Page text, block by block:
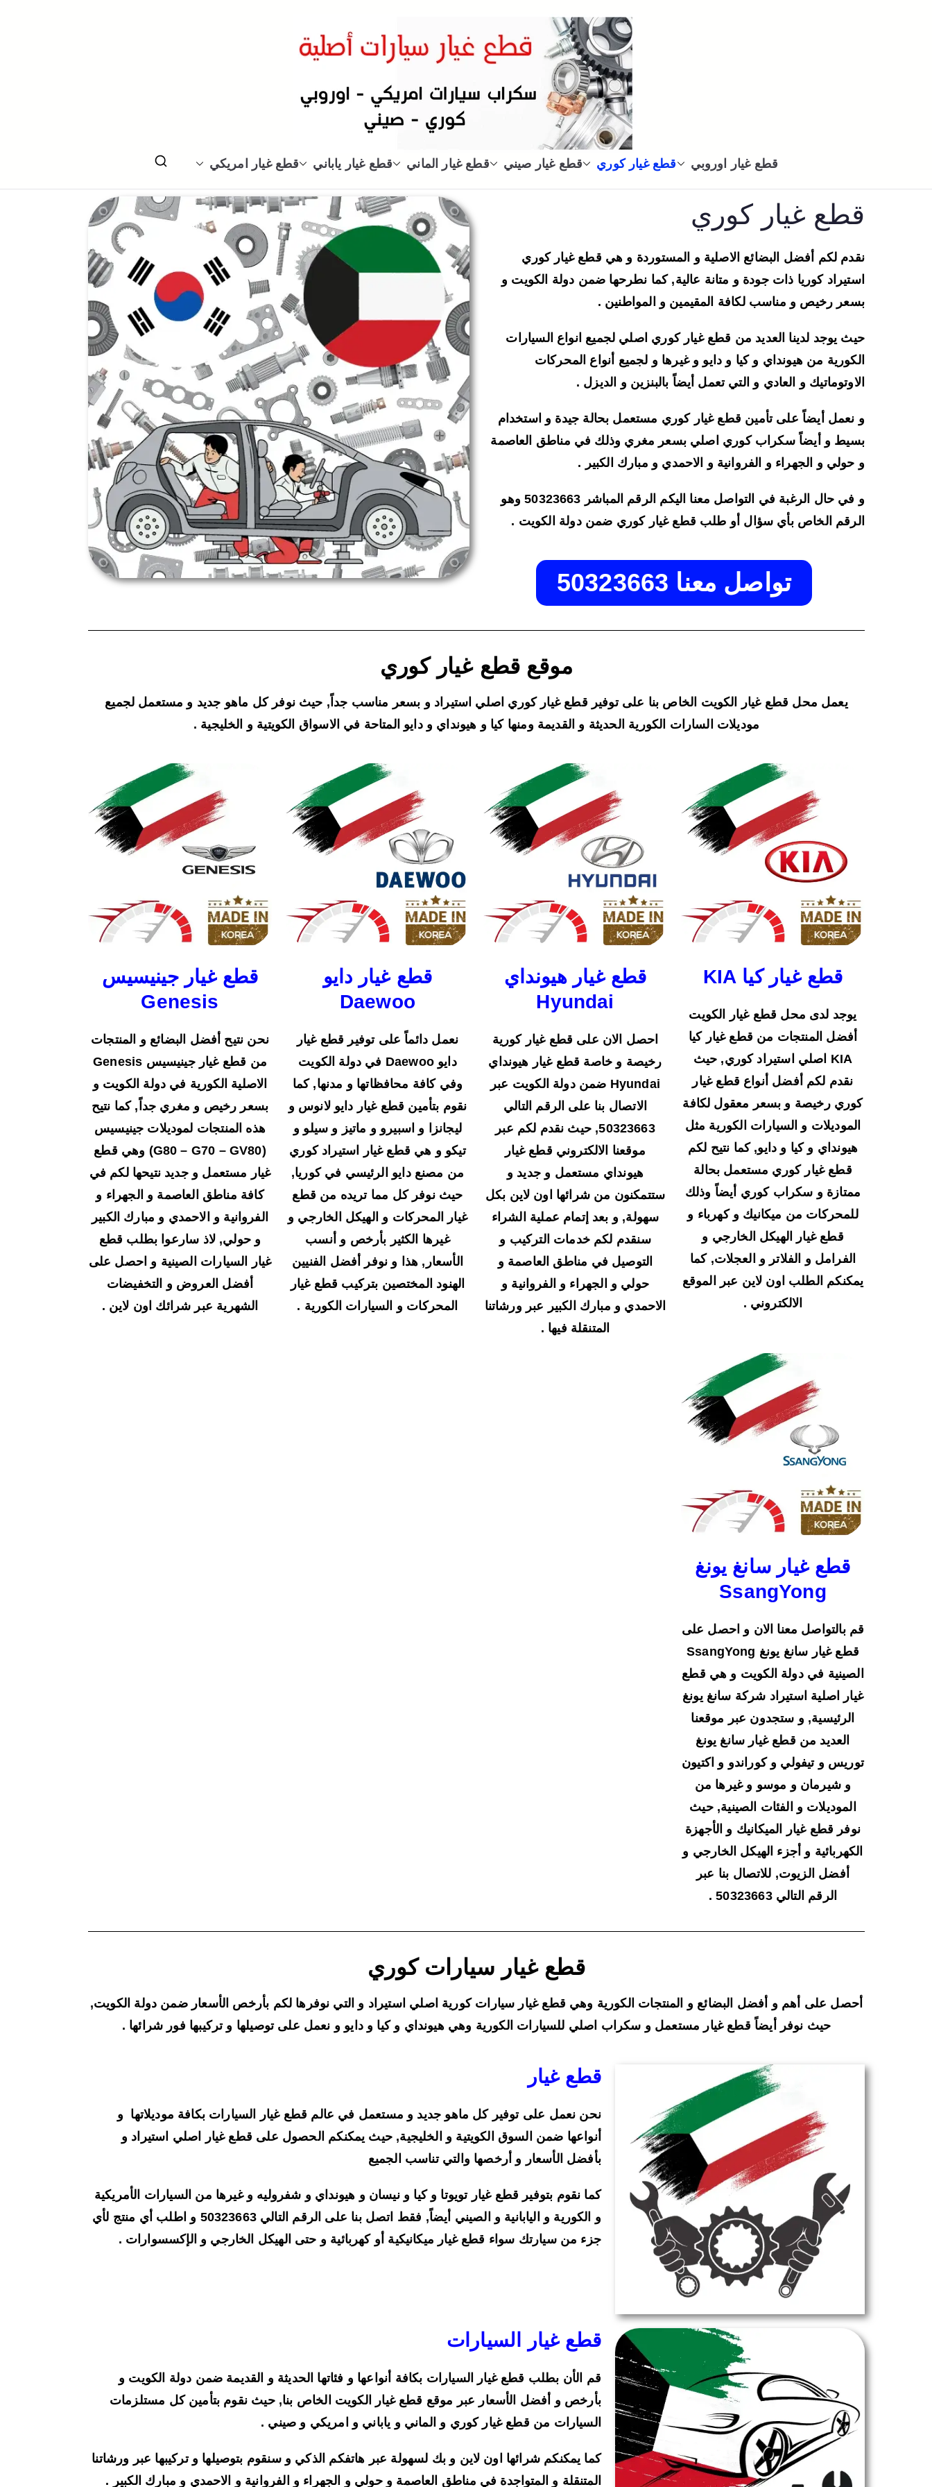
سكراب
سكراب قطع غيار سيارات الكويت قطع غيار اوروبي قطع غيار كوري قطع غيار صيني قطع غيار الماني قطع غيار ياباني قطع غيار امريكي
قطع غيار كوري
نقدم لكم أفضل البضائع الاصلية و المستوردة و هي قطع غيار كوري
استيراد كوريا ذات جودة و متانة عالية, كما نطرحها ضمن دولة الكويت و
بسعر رخيص و مناسب لكافة المقيمين و المواطنين .
حيث يوجد لدينا العديد من قطع غيار كوري اصلي لجميع انواع السيارات
الكورية من هيونداي و كيا و دايو و غيرها و لجميع أنواع المحركات
الاوتوماتيك و العادي و التي تعمل أيضاً بالبنزين و الديزل .
و نعمل أيضاً على تأمين قطع غيار كوري مستعمل بحالة جيدة و استخدام
بسيط و أيضاً سكراب كوري اصلي بسعر مغري وذلك في مناطق العاصمة
و حولي و الجهراء و الفروانية و الاحمدي و مبارك الكبير .
و في حال الرغبة في التواصل معنا اليكم الرقم المباشر 50323663 وهو
الرقم الخاص بأي سؤال أو طلب قطع غيار كوري ضمن دولة الكويت .
تواصل معنا 50323663
موقع قطع غيار كوري
يعمل محل قطع غيار الكويت الخاص بنا على توفير قطع غيار كوري اصلي استيراد و بسعر مناسب جداً, حيث نوفر كل ماهو جديد و مستعمل لجميع
موديلات السارات الكورية الحديثة و القديمة ومنها كيا و هيونداي و دايو المتاحة في الاسواق الكويتية و الخليجية .
قطع غيار كيا KIA
يوجد لدى محل قطع غيار الكويت
أفضل المنتجات من قطع غيار كيا
KIA اصلي استيراد كوري, حيث
نقدم لكم أفضل أنواع قطع غيار
كوري رخيصة و بسعر معقول لكافة
الموديلات و السيارات الكورية مثل
هيونداي و كيا و دايو, كما نتيح لكم
قطع غيار كوري مستعمل بحالة
ممتازة و سكراب كوري أيضاً وذلك
للمحركات من ميكانيك و كهرباء و
قطع غيار الهيكل الخارجي و
الفرامل و الفلاتر و العجلات, كما
يمكنكم الطلب اون لاين عبر الموقع
الالكتروني .
قطع غيار هيونداي
Hyundai
احصل الان على قطع غيار كورية
رخيصة و خاصة قطع غيار هيونداي
Hyundai ضمن دولة الكويت عبر
الاتصال بنا على الرقم التالي
50323663, حيث نقدم لكم عبر
موقعنا الالكتروني قطع غيار
هيونداي مستعمل و جديد و
ستتمكنون من شرائها اون لاين بكل
سهولة, و بعد إتمام عملية الشراء
سنقدم لكم خدمات التركيب و
التوصيل في مناطق العاصمة و
حولي و الجهراء و الفروانية و
الاحمدي و مبارك الكبير عبر ورشاتنا
المتنقلة فيها .
قطع غيار دايو
Daewoo
نعمل دائماً على توفير قطع غيار
دايو Daewoo في دولة الكويت
وفي كافة محافظاتها و مدنها, كما
نقوم بتأمين قطع غيار دايو لانوس و
ليجانزا و اسبيرو و ماتيز و سيلو و
تيكو و هي قطع غيار استيراد كوري
من مصنع دايو الرئيسي في كوريا,
حيث نوفر كل مما تريده من قطع
غيار المحركات و الهيكل الخارجي و
غيرها الكثير بأرخص و أنسب
الأسعار, هذا و نوفر أفضل الفنيين
الهنود المختصين بتركيب قطع غيار
المحركات و السيارات الكورية .
قطع غيار جينيسيس
Genesis
نحن نتيح أفضل البضائع و المنتجات
من قطع غيار جينيسيس Genesis
الاصلية الكورية في دولة الكويت و
بسعر رخيص و مغري جداً, كما نتيح
هذه المنتجات لموديلات جينيسيس
(G80 – G70 – GV80) وهي قطع
غيار مستعمل و جديد نتيحها لكم في
كافة مناطق العاصمة و الجهراء و
الفروانية و الاحمدي و مبارك الكبير
و حولي, لاذ سارعوا بطلب قطع
غيار السيارات الصينية و احصل على
أفضل العروض و التخفيضات
الشهرية عبر شرائك اون لاين .
قطع غيار سانغ يونغ
SsangYong
قم بالتواصل معنا الان و احصل على
قطع غيار سانغ يونغ SsangYong
الصينية في دولة الكويت و هي قطع
غيار اصلية استيراد شركة سانغ يونغ
الرئيسية, و ستجدون عبر موقعنا
العديد من قطع غيار سانغ يونغ
توريس و تيفولي و كوراندو و اكتيون
و شيرمان و موسو و غيرها من
الموديلات و الفئات الصينية, حيث
نوفر قطع غيار الميكانيك و الأجهزة
الكهربائية و أجزء الهيكل الخارجي و
أفضل الزيوت, للاتصال بنا عبر
الرقم التالي 50323663 .
قطع غيار سيارات كوري
أحصل على أهم و أفضل البضائع و المنتجات الكورية وهي قطع غيار سيارات كورية اصلي استيراد و التي نوفرها لكم بأرخص الأسعار ضمن دولة الكويت,
حيث نوفر أيضاً قطع غيار مستعمل و سكراب اصلي للسيارات الكورية وهي هيونداي و كيا و دايو و نعمل على توصيلها و تركيبها فور شرائها .
قطع غيار
نحن نعمل على توفير كل ماهو جديد و مستعمل في عالم قطع غيار السيارات بكافة موديلاتها و
أنواعها ضمن السوق الكويتية و الخليجية, حيث يمكنكم الحصول على قطع غيار اصلي استيراد و
بأفضل الأسعار و أرخصها والتي تناسب الجميع
كما نقوم بتوفير قطع غيار تويوتا و كيا و نيسان و هيونداي و شفروليه و غيرها من السيارات الأمريكية
و الكورية و اليابانية و الصيني أيضاً, فقط اتصل بنا على الرقم التالي50323663 و اطلب أي منتج لأي
جزء من سيارتك سواء قطع غيار ميكانيكية أو كهربائية و حتى الهيكل الخارجي و الإكسسوارات .
قطع غيار السيارات
قم الأن بطلب قطع غيار السيارات بكافة أنواعها و فئاتها الحديثة و القديمة ضمن دولة الكويت و
بأرخص و أفضل الأسعار عبر موقع قطع غيار الكويت الخاص بنا, حيث نقوم بتأمين كل مستلزمات
السيارات من قطع غيار كوري و الماني و ياباني و امريكي و صيني .
كما يمكنكم شرائها اون لاين و بك لسهولة عبر هاتفكم الذكي و سنقوم بتوصيلها و تركيبها عبر ورشاتنا
المتنقلة و المتواجدة في مناطق العاصمة و حولي و الجهراء و الفروانية و الاحمدي و مبارك الكبير .